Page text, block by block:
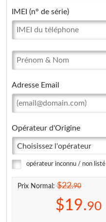
IMEI (n° de série)
Adresse Email
Opérateur d'Origine
Choisissez l'opérateur
opérateur inconnu / non listé
Prix Normal:$22.90
$19.90